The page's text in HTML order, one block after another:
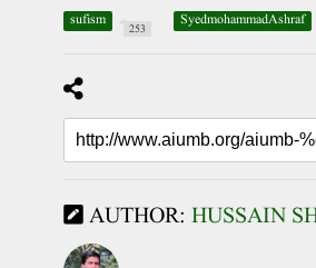
sufism 253 SyedmohammadAshraf
AUTHOR: HUSSAIN